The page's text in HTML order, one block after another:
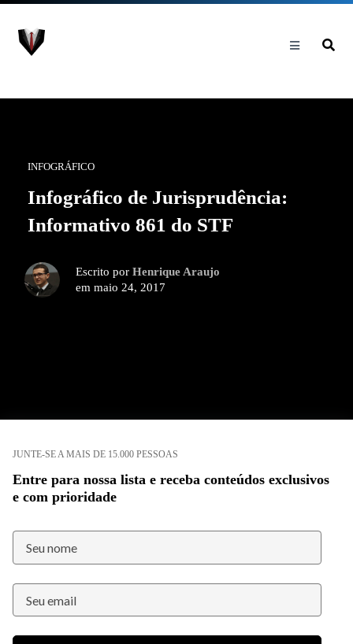
INFOGRÁFICO
Infográfico de Jurisprudência:
Informativo 861 do STF
Escrito por Henrique Araujo
em maio 24, 2017
JUNTE-SE A MAIS DE 15.000 PESSOAS
Entre para nossa lista e receba conteúdos exclusivos
e com prioridade